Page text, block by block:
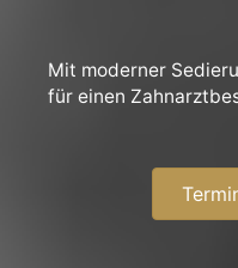
Mit moderner
für einen